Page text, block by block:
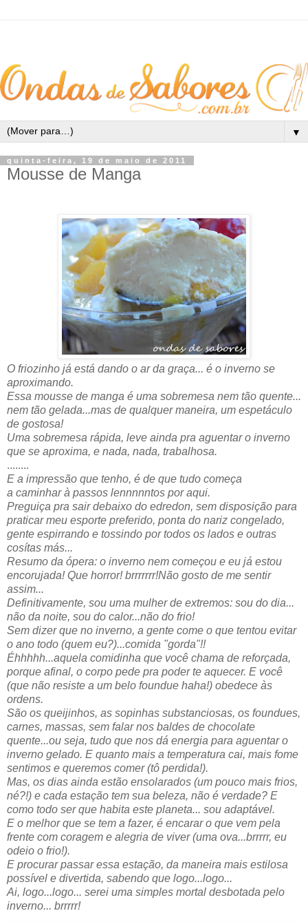
▼
quinta-feira, 19 de maio de 2011
Mousse de Manga
O friozinho já está dando o ar da graça... é o inverno se
aproximando.
Essa mousse de manga é uma sobremesa nem tão quente...
nem tão gelada...mas de qualquer maneira, um espetáculo
de gostosa!
Uma sobremesa rápida, leve ainda pra aguentar o inverno
que se aproxima, e nada, nada, trabalhosa.
........
E a impressão que tenho, é de que tudo começa
a caminhar à passos lennnnntos por aqui.
Preguiça pra sair debaixo do edredon, sem disposição para
praticar meu esporte preferido, ponta do nariz congelado,
gente espirrando e tossindo por todos os lados e outras
cosítas más...
Resumo da ópera: o inverno nem começou e eu já estou
encorujada! Que horror! brrrrrrr!Não gosto de me sentir
assim...
Definitivamente, sou uma mulher de extremos: sou do dia...
não da noite, sou do calor...não do frio!
Sem dizer que no inverno, a gente come o que tentou evitar
o ano todo (quem eu?)...comida "gorda"!!
Éhhhhh...aquela comidinha que você chama de reforçada,
porque afinal, o corpo pede pra poder te aquecer. E você
(que não resiste a um belo foundue haha!) obedece às
ordens.
São os queijinhos, as sopinhas substanciosas, os foundues,
carnes, massas, sem falar nos baldes de chocolate
quente...ou seja, tudo que nos dá energia para aguentar o
inverno gelado. E quanto mais a temperatura cai, mais fome
sentimos e queremos comer (tô perdida!).
Mas, os dias ainda estão ensolarados (um pouco mais frios,
né?!) e cada estação tem sua beleza, não é verdade? E
como todo ser que habita este planeta... sou adaptável.
E o melhor que se tem a fazer, é encarar o que vem pela
frente com coragem e alegria de viver (uma ova...brrrrr, eu
odeio o frio!).
E procurar passar essa estação, da maneira mais estilosa
possível e divertida, sabendo que logo...logo...
Ai, logo...logo... serei uma simples mortal desbotada pelo
inverno... brrrrr!
...........................................................................................................